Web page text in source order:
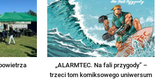
„ALARMTEC. Na fali przygody” –
trzeci tom komiksowego uniwersum